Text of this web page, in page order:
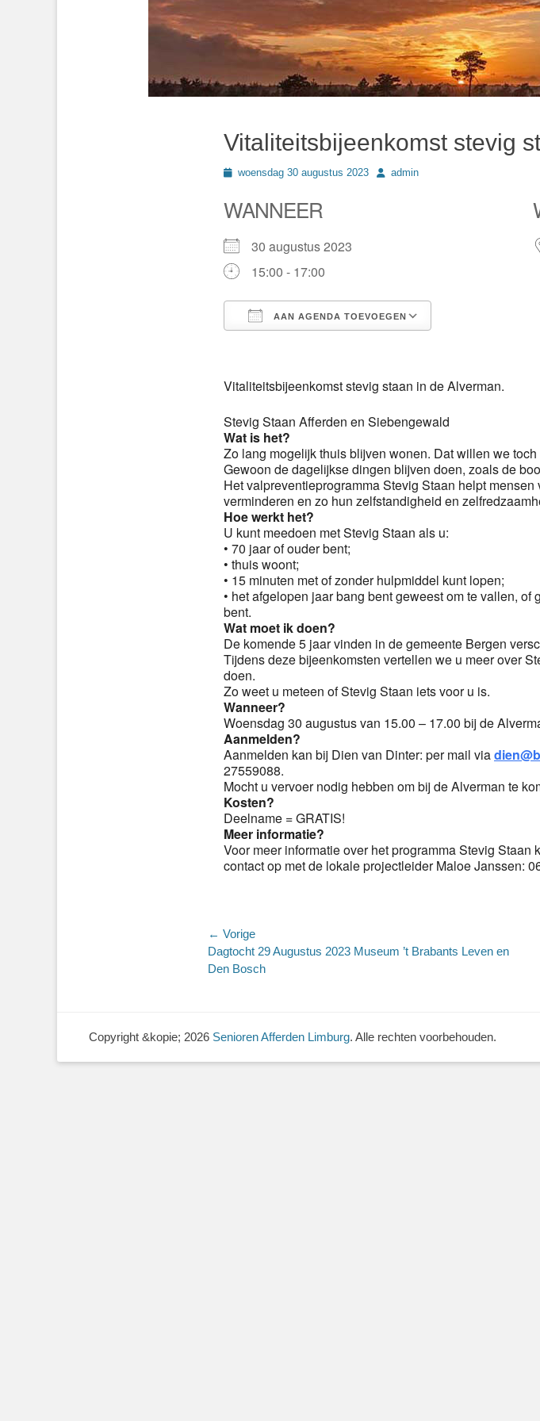
Vitaliteitsbijeenkomst stevig
Geplaatst
woensdag 30 augustus 2023 Authoradmin
WANNEER
30 augustus 2023
15:00 - 17:00
AAN AGENDA TOEVOEGEN
Vitaliteitsbijeenkomst stevig staan in de Alverman.
Stevig Staan Afferden en Siebengewald
Wat is het?
Zo lang mogelijk thuis blijven wonen. Dat willen we
Gewoon de dagelijkse dingen blijven doen, zoals de
Het valpreventieprogramma Stevig Staan helpt
verminderen en zo hun zelfstandigheid en
Hoe werkt het?
U kunt meedoen met Stevig Staan als u:
• 70 jaar of ouder bent;
• thuis woont;
• 15 minuten met of zonder hulpmiddel kunt lopen;
• het afgelopen jaar bang bent geweest om te vallen, of
bent.
Wat moet ik doen?
De komende 5 jaar vinden in de gemeente Bergen
Tijdens deze bijeenkomsten vertellen we u meer over
doen.
Zo weet u meteen of Stevig Staan iets voor u is.
Wanneer?
Woensdag 30 augustus van 15.00 – 17.00 bij de
Aanmelden?
Aanmelden kan bij Dien van Dinter: per mail via
27559088.
Mocht u vervoer nodig hebben om bij de Alverman te
Kosten?
Deelname = GRATIS!
Meer informatie?
Voor meer informatie over het programma Stevig Staan
contact op met de lokale projectleider Maloe Janssen:
Bericht
navigatie
← Vorige
Vorig
bericht:
Dagtocht 29 Augustus 2023 Museum ’t Brabants Leven en
Den Bosch
Copyright &kopie; 2026 Senioren Afferden Limburg. Alle rechten voorbehouden.